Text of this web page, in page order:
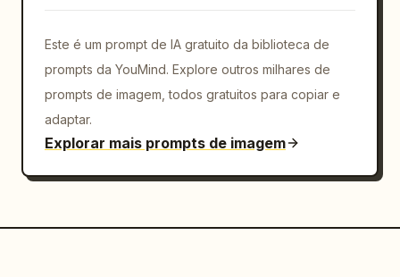
Este é um prompt de IA gratuito da biblioteca de
prompts da YouMind. Explore outros milhares de
prompts de imagem, todos gratuitos para copiar e
adaptar.
Explorar mais prompts de imagem